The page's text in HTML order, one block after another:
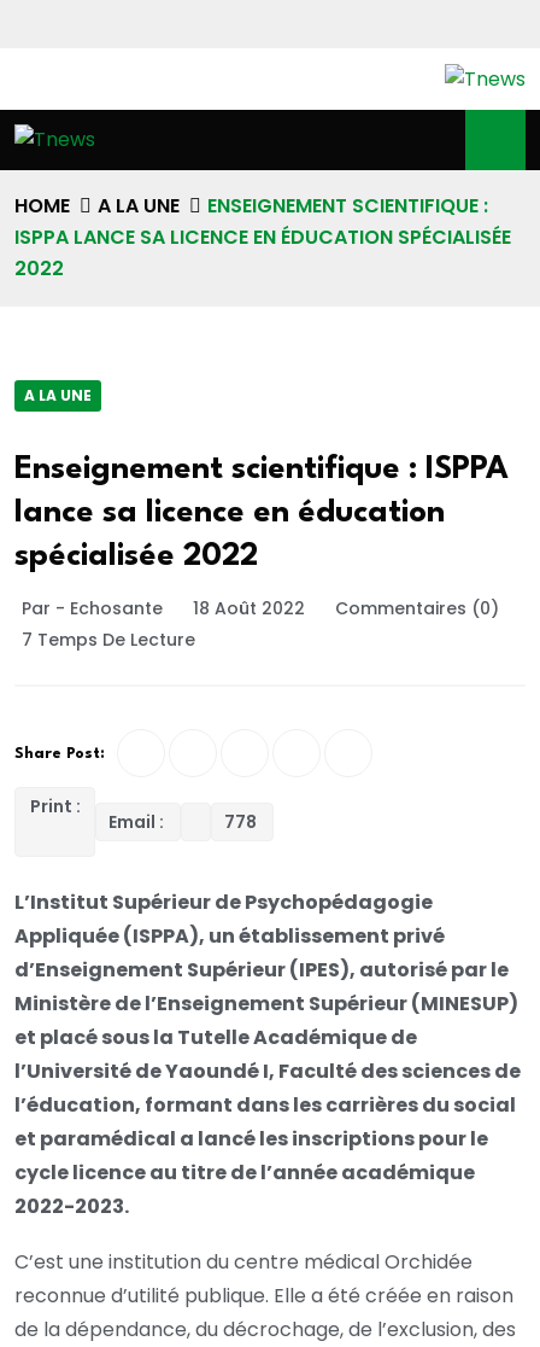
HOME A LA UNE
ENSEIGNEMENT SCIENTIFIQUE :
ISPPA LANCE SA LICENCE EN ÉDUCATION SPÉCIALISÉE
2022
A LA UNE
Enseignement scientifique : ISPPA
lance sa licence en éducation
spécialisée 2022
Par - Echosante 18 Août 2022
Commentaires (0)
7 Temps De Lecture
Share Post:
Print :
Email : 778
L’Institut Supérieur de Psychopédagogie
Appliquée (ISPPA), un établissement privé
d’Enseignement Supérieur (IPES), autorisé par le
Ministère de l’Enseignement Supérieur (MINESUP)
et placé sous la Tutelle Académique de
l’Université de Yaoundé I, Faculté des sciences de
l’éducation, formant dans les carrières du social
et paramédical a lancé les inscriptions pour le
cycle licence au titre de l’année académique
2022-2023.
C’est une institution du centre médical Orchidée
reconnue d’utilité publique. Elle a été créée en raison
de la dépendance, du décrochage, de l’exclusion, des